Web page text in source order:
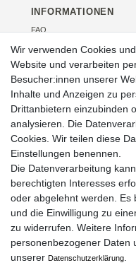
INFORMATIONEN
FAQ
Kontakt
Über uns
Veranstaltungen
RECHTLICHES
AGB
Impressum
Widerrufsrecht
Datenschutz
Wir verwenden Cookies
Website und verarbeiten
Besucher:innen unserer
Inhalte und Anzeigen zu
Drittanbietern einzubinden
analysieren. Die
Cookies. Wir teilen diese
Einstellungen benennen.
Die Datenverarbeitung
berechtigten Interesses
oder abgelehnt werden. Es
und die Einwilligung zu
zu widerrufen. Weitere
personenbezogener Daten
unserer Daten­schutz­erklärung